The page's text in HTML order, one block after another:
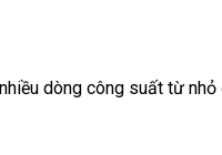
dòng công suất từ nhỏ